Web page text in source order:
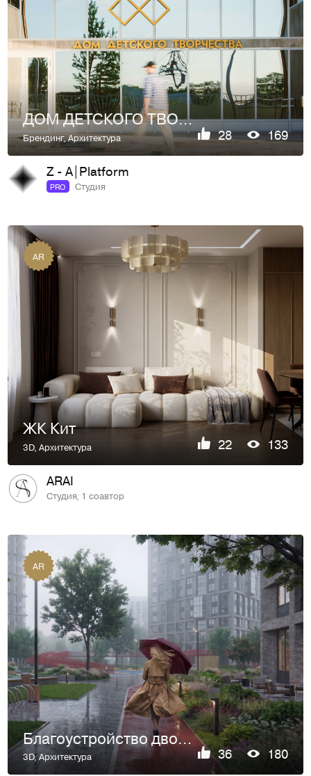
ДОМ ДЕТСКОГО ТВОРЧЕСТВА
Брендинг,Архитектура 28 169
Z - A|Platform
PRO Студия
AR
ЖК Кит
3D,Архитектура 22 133
ARAI
Студия, 1 соавтор
AR
Благоустройство двора (г. Ростов-на-Дону)
3D,Архитектура 36 180